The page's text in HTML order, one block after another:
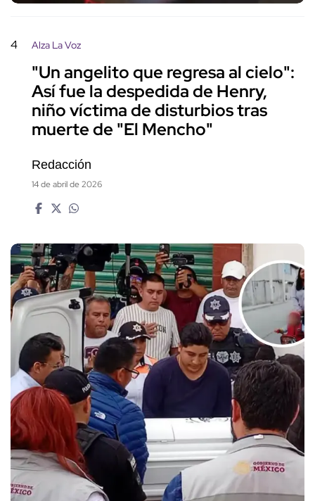
4 Alza La Voz
"Un angelito que regresa al cielo":
Así fue la despedida de Henry,
niño víctima de disturbios tras
muerte de "El Mencho"
Redacción
14 de abril de 2026